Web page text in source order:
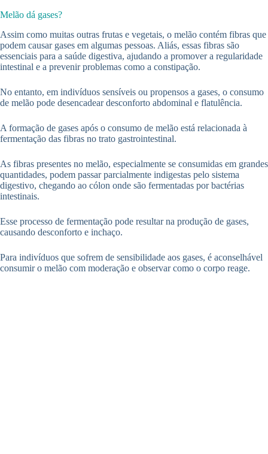
Melão dá gases?
Assim como muitas outras frutas e vegetais, o melão contém fibras que
podem causar gases em algumas pessoas. Aliás, essas fibras são
essenciais para a saúde digestiva, ajudando a promover a regularidade
intestinal e a prevenir problemas como a constipação.
No entanto, em indivíduos sensíveis ou propensos a gases, o consumo
de melão pode desencadear desconforto abdominal e flatulência.
A formação de gases após o consumo de melão está relacionada à
fermentação das fibras no trato gastrointestinal.
As fibras presentes no melão, especialmente se consumidas em grandes
quantidades, podem passar parcialmente indigestas pelo sistema
digestivo, chegando ao cólon onde são fermentadas por bactérias
intestinais.
Esse processo de fermentação pode resultar na produção de gases,
causando desconforto e inchaço.
Para indivíduos que sofrem de sensibilidade aos gases, é aconselhável
consumir o melão com moderação e observar como o corpo reage.